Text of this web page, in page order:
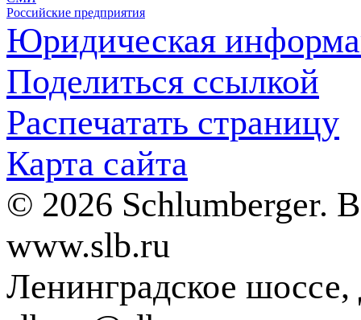
Российские предприятия
Юридическая
Поделиться ссылкой
Распечатать страницу
Карта сайта
© 2026 Schlumberger.
www.slb.ru
Ленинградское